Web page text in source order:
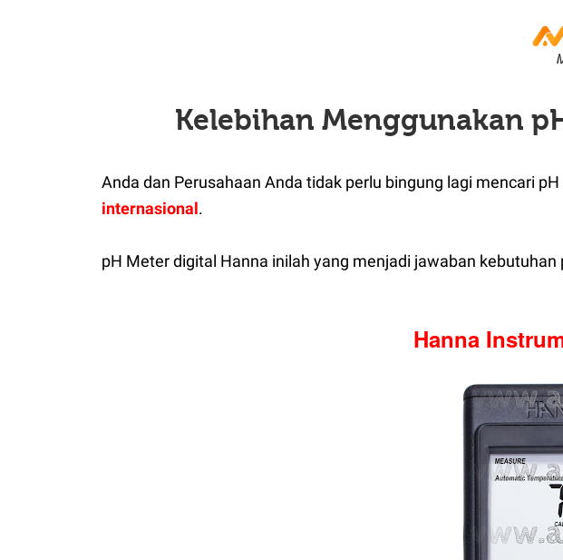
Kelebihan Menggunakan
Anda dan Perusahaan Anda tidak perlu bingung lagi mencari
internasional.
pH Meter digital Hanna inilah yang menjadi jawaban
Hanna